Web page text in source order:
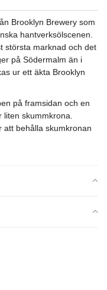
Brooklyn Brewery som
hantverksölscenen.
största marknad och det
på Södermalm än i
ur ett äkta Brooklyn
på framsidan och en
skummkrona.
att behålla skumkronan